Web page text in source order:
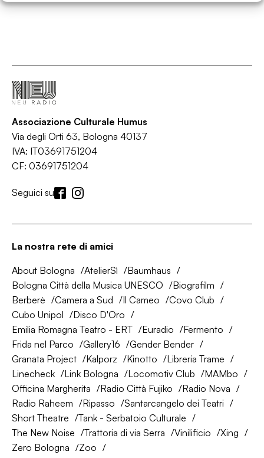
Associazione Culturale Humus
Via degli Orti 63, Bologna 40137
IVA: IT03691751204
CF: 03691751204
Seguici su
La nostra rete di amici
About Bologna AtelierSì
Baumhaus
Bologna Città della Musica UNESCO
Biografilm
Berberè
Camera a Sud Il Cameo
Covo Club
Cubo Unipol
Disco D'Oro
Emilia Romagna Teatro - ERT
Euradio
Fermento
Frida nel Parco
Gallery16
Gender Bender
Granata Project
Kalporz Kinotto
Libreria Trame
Linecheck
Link Bologna Locomotiv Club
MAMbo
Officina Margherita
Radio Città Fujiko
Radio Nova
Radio Raheem
Ripasso
Santarcangelo dei Teatri
Short Theatre
Tank - Serbatoio Culturale
The New Noise
Trattoria di via Serra Vinilificio
Xing
Zero Bologna
Zoo